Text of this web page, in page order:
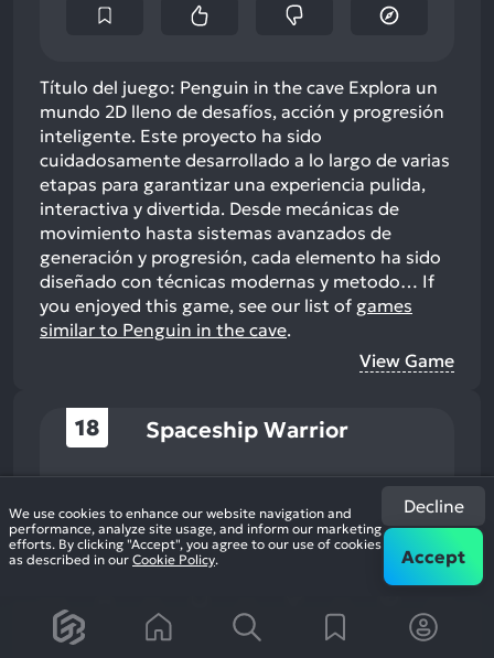
Título del juego: Penguin in the cave Explora un
mundo 2D lleno de desafíos, acción y progresión
inteligente. Este proyecto ha sido
cuidadosamente desarrollado a lo largo de varias
etapas para garantizar una experiencia pulida,
interactiva y divertida. Desde mecánicas de
movimiento hasta sistemas avanzados de
generación y progresión, cada elemento ha sido
diseñado con técnicas modernas y metodo… If
you enjoyed this game, see our list of games
similar to Penguin in the cave.
View Game
18 Spaceship Warrior
2020
Shooter
+2
We use cookies to enhance our website navigation and
performance, analyze site usage, and inform our marketing
efforts. By clicking "Accept", you agree to our use of cookies
as described in our Cookie Policy.
Decline
Accept